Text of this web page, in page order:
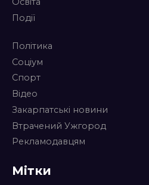
Події
Політика
Соціум
Спорт
Відео
Закарпатські новини
Втрачений Ужгород
Рекламодавцям
Мітки